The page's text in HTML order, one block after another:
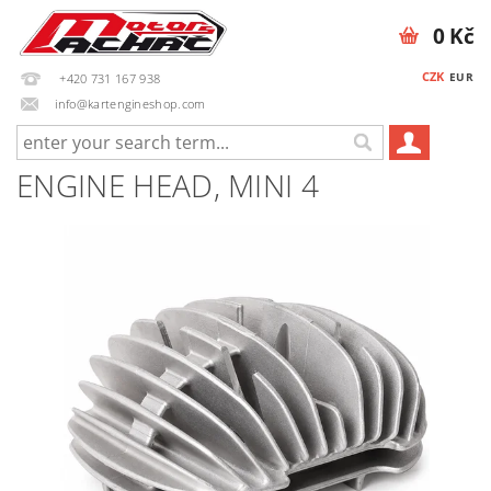
+420 731 167 938
info@kartengineshop.com
CZK EUR
0 Kč
ENGINE HEAD, MINI 4